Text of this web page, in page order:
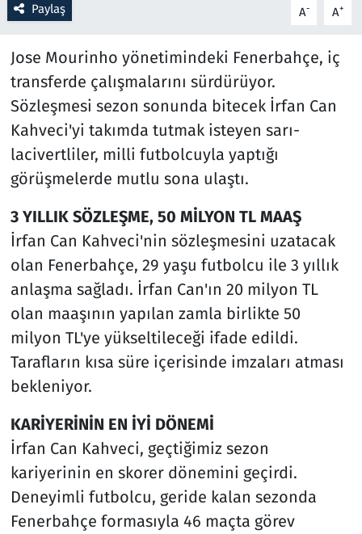
Paylaş A- A+
Jose Mourinho yönetimindeki Fenerbahçe, iç
transferde çalışmalarını sürdürüyor.
Sözleşmesi sezon sonunda bitecek İrfan Can
Kahveci'yi takımda tutmak isteyen sarı-
lacivertliler, milli futbolcuyla yaptığı
görüşmelerde mutlu sona ulaştı.
3 YILLIK SÖZLEŞME, 50 MİLYON TL MAAŞ
İrfan Can Kahveci'nin sözleşmesini uzatacak
olan Fenerbahçe, 29 yaşu futbolcu ile 3 yıllık
anlaşma sağladı. İrfan Can'ın 20 milyon TL
olan maaşının yapılan zamla birlikte 50
milyon TL'ye yükseltileceği ifade edildi.
Tarafların kısa süre içerisinde imzaları atması
bekleniyor.
KARİYERİNİN EN İYİ DÖNEMİ
İrfan Can Kahveci, geçtiğimiz sezon
kariyerinin en skorer dönemini geçirdi.
Deneyimli futbolcu, geride kalan sezonda
Fenerbahçe formasıyla 46 maçta görev
Spor
Teknoloji ve Bilim
Televizyon